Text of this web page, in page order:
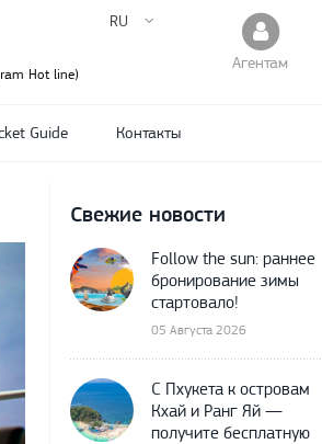
Hot line)
Агентам
RU
Guide Контакты
Свежие новости
Follow the sun: раннее
бронирование зимы
стартовало!
05 Августа 2026
С Пхукета к островам
Кхай и Ранг Яй —
получите бесплатную